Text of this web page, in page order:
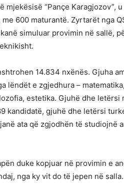
mjekësisë “Pançe Karagjozov”,
600 maturantë. Zyrtarët nga
simuluar provimin në sallë,
14.834 nxënës. Gjuha
lëndët e zgjedhura –
estetika. Gjuhë dhe letërsi
kandidatë, gjuhë dhe letërsi
ata që zgjodhën të studiojnë
duke kopjuar në provimin e
nga ky vit do të jepen në salla.